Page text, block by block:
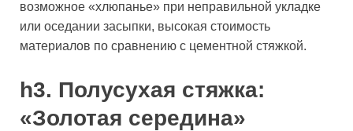
возможное «хлюпанье» при неправильной укладке
или оседании засыпки, высокая стоимость
материалов по сравнению с цементной стяжкой.
h3. Полусухая стяжка:
«Золотая середина»